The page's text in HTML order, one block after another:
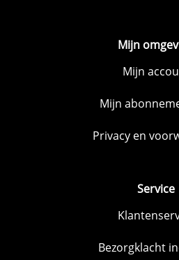
Mijn
Mijn
Mijn
Privacy en
Service
Bezorgklacht